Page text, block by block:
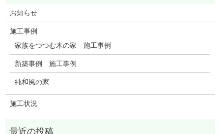
お知らせ
施工事例
家族をつつむ木の家 施工事例
新築事例 施工事例
純和風の家
施工状況